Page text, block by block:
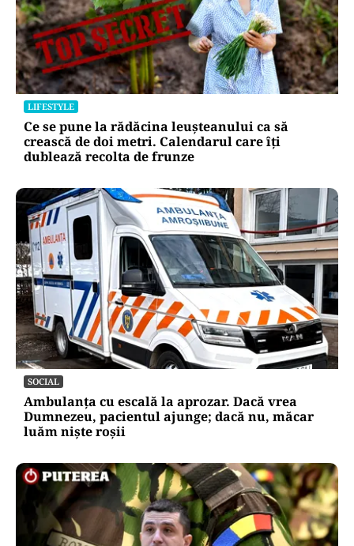
LIFESTYLE
Ce se pune la rădăcina leușteanului ca să
crească de doi metri. Calendarul care îți
dublează recolta de frunze
SOCIAL
Ambulanța cu escală la aprozar. Dacă vrea
Dumnezeu, pacientul ajunge; dacă nu, măcar
luăm niște roșii